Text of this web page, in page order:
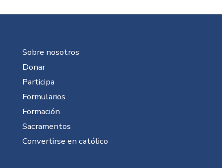
Sobre nosotros
Donar
Participa
Formularios
Formación
Sacramentos
Convertirse en católico